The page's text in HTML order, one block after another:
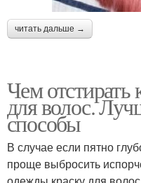
читать дальше →
Чем отстирать
для волос.
способы
В случае если пятно
проще выбросить